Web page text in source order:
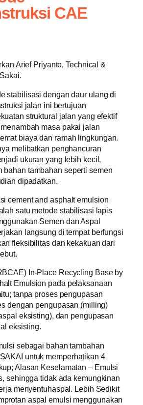
CAE
Arief Priyanto, Technical &
stabilisasi dengan daur ulang di
jalan ini bertujuan
struktural jalan yang efektif
masa pakai jalan
biaya dan ramah lingkungan.
melibatkan penghancuran
ukuran yang lebih kecil,
bahan tambahan seperti semen
dipadatkan.
cement and asphalt emulsion
satu metode stabilisasi lapis
Semen dan Aspal
langsung di tempat berfungsi
fleksibilitas dan kekakuan dari
In-Place Recycling Base by
Emulsion pada pelaksanaan
tanpa proses pengupasan
dengan pengupasan (milling)
eksisting), dan pengupasan
eksisting.
sebagai bahan tambahan
untuk memperhatikan 4
Alasan Keselamatan – Emulsi
sehingga tidak ada kemungkinan
menyentuhaspal. Lebih Sedikit
aspal emulsi menggunakan